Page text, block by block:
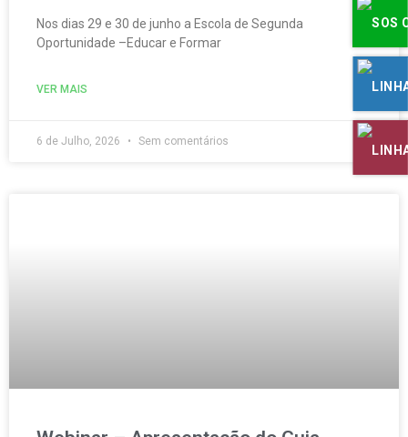
Nos dias 29 e 30 de junho a Escola de Segunda
Oportunidade –Educar e Formar
VER MAIS
6 de Julho, 2026 Sem comentários